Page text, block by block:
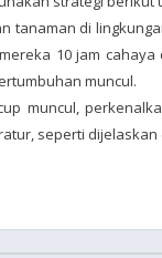
tanaman di
10 jam
muncul.
muncul,
seperti